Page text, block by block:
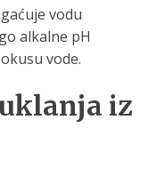
vodu
alkalne pH
vode.
iz